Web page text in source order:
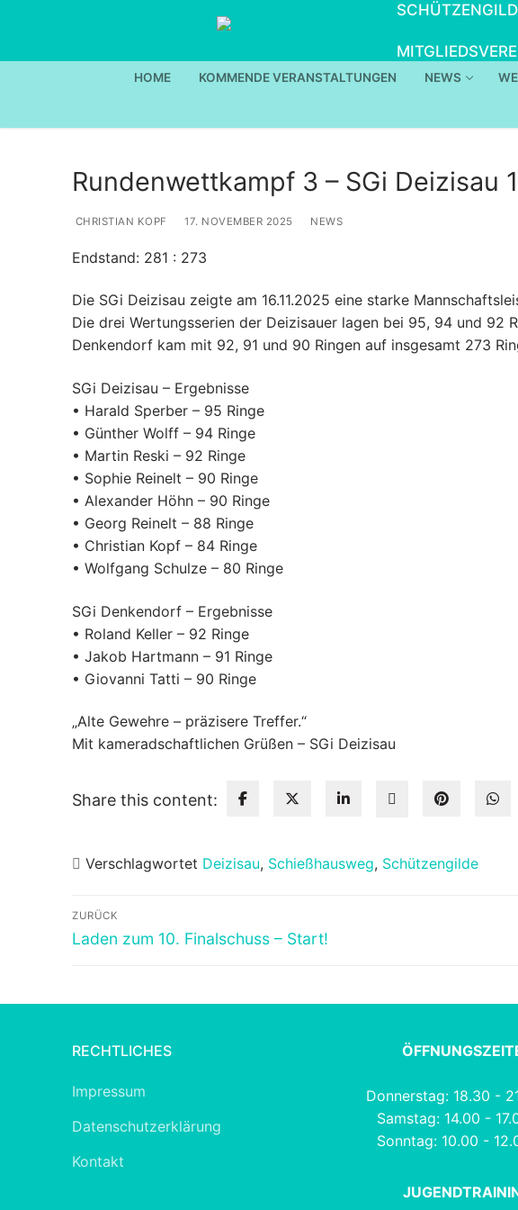
HOME KOMMENDE VERANSTALTUNGEN NEWS
Rundenwettkampf 3 – SGi Deizisau
CHRISTIAN KOPF 17. NOVEMBER 2025 NEWS
Endstand: 281 : 273
Die SGi Deizisau zeigte am 16.11.2025 eine starke
Die drei Wertungsserien der Deizisauer lagen bei 95, 94 und 92
Denkendorf kam mit 92, 91 und 90 Ringen auf insgesamt 273
SGi Deizisau – Ergebnisse
• Harald Sperber – 95 Ringe
• Günther Wolff – 94 Ringe
• Martin Reski – 92 Ringe
• Sophie Reinelt – 90 Ringe
• Alexander Höhn – 90 Ringe
• Georg Reinelt – 88 Ringe
• Christian Kopf – 84 Ringe
• Wolfgang Schulze – 80 Ringe
SGi Denkendorf – Ergebnisse
• Roland Keller – 92 Ringe
• Jakob Hartmann – 91 Ringe
• Giovanni Tatti – 90 Ringe
„Alte Gewehre – präzisere Treffer.“
Mit kameradschaftlichen Grüßen – SGi Deizisau
Share this content:
Verschlagwortet Deizisau, Schießhausweg, Schützengilde
Beitragsnavigation
ZURÜCK
Vorheriger
Laden zum 10. Finalschuss – Start!
RECHTLICHES
Impressum
Datenschutzerklärung
Kontakt
Donnerstag: 18.30 -
Samstag: 14.00 -
Sonntag: 10.00 -